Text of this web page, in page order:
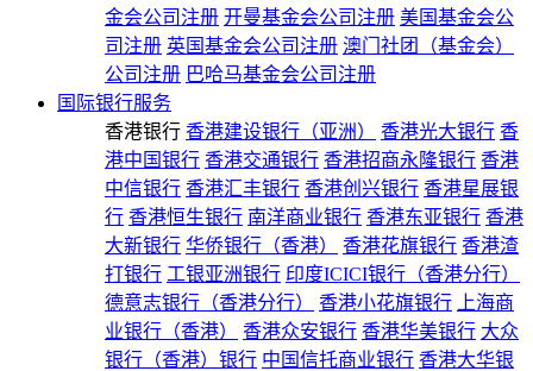
金会公司注册 开曼基金会公司注册 美国基金会公
司注册 英国基金会公司注册 澳门社团（基金会）
公司注册 巴哈马基金会公司注册
国际银行服务
香港银行 香港建设银行（亚洲） 香港光大银行 香
港中国银行 香港交通银行 香港招商永隆银行 香港
中信银行 香港汇丰银行 香港创兴银行 香港星展银
行 香港恒生银行 南洋商业银行 香港东亚银行 香港
大新银行 华侨银行（香港） 香港花旗银行 香港渣
打银行 工银亚洲银行 印度ICICI银行（香港分行）
德意志银行（香港分行）
香港小花旗银行
上海商
业银行（香港）
香港众安银行 香港华美银行 大众
银行（香港）银行 中国信托商业银行 香港大华银